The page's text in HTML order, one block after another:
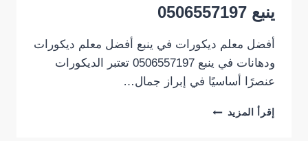
ينبع 0506557197
أفضل معلم ديكورات في ينبع أفضل معلم ديكورات
ودهانات في ينبع 0506557197 تعتبر الديكورات
عنصرًا أساسيًا في إبراز جمال…
إقرأ المزيد أفضل